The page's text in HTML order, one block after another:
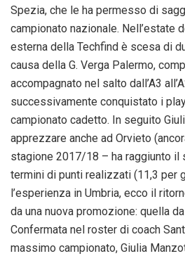
Spezia, che le ha permesso di
campionato nazionale. Nell’estate
esterna della Techfind è scesa di
causa della G. Verga Palermo,
accompagnato nel salto dall’A3
successivamente conquistato i
campionato cadetto. In seguito
apprezzare anche ad Orvieto
stagione 2017/18 – ha raggiunto il
termini di punti realizzati (11,3 per
l’esperienza in Umbria, ecco il
da una nuova promozione: quella
Confermata nel roster di coach
massimo campionato, Giulia